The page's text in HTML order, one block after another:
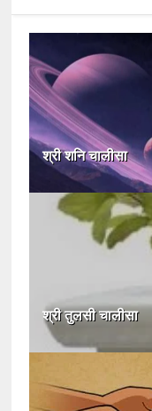
श्री शनि चालीसा
श्री तुलसी चालीसा